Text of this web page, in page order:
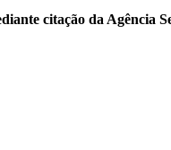
citação da Agência